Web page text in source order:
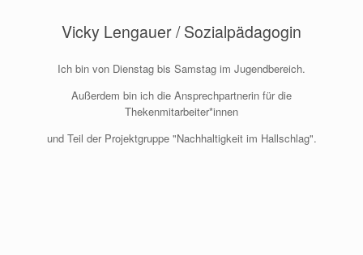
Vicky Lengauer / Sozialpädagogin
Ich bin von Dienstag bis Samstag im Jugendbereich.
Außerdem bin ich die Ansprechpartnerin für die
Thekenmitarbeiter*innen
und Teil der Projektgruppe "Nachhaltigkeit im Hallschlag".